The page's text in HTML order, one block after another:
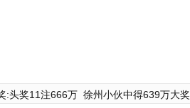
:头奖11注666万 徐州小伙中得639万大奖